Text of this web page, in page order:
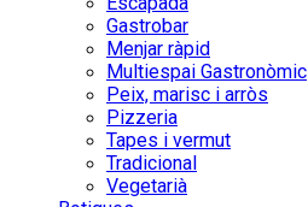
Gastrobar
Menjar ràpid
Multiespai Gastronòmic
Peix, marisc i arròs
Pizzeria
Tapes i vermut
Tradicional
Vegetarià